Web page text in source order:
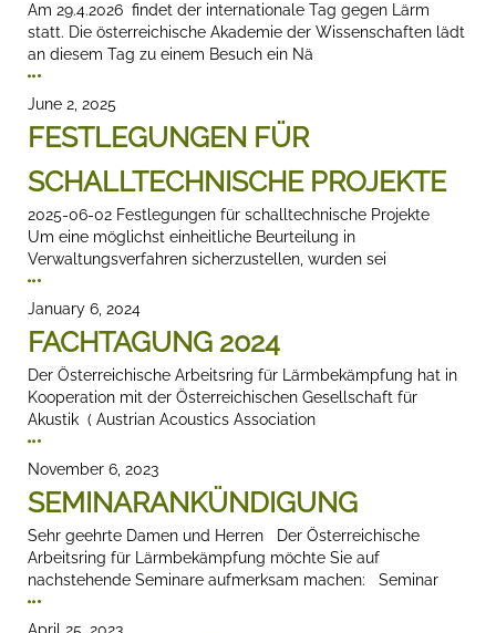
Am 29.4.2026 findet der internationale Tag gegen Lärm
statt. Die österreichische Akademie der Wissenschaften lädt
an diesem Tag zu einem Besuch ein Nä
June 2, 2025
FESTLEGUNGEN FÜR
SCHALLTECHNISCHE PROJEKTE
2025-06-02 Festlegungen für schalltechnische Projekte
Um eine möglichst einheitliche Beurteilung in
Verwaltungsverfahren sicherzustellen, wurden sei
January 6, 2024
FACHTAGUNG 2024
Der Österreichische Arbeitsring für Lärmbekämpfung hat in
Kooperation mit der Österreichischen Gesellschaft für
Akustik ( Austrian Acoustics Association
November 6, 2023
SEMINARANKÜNDIGUNG
Sehr geehrte Damen und Herren Der Österreichische
Arbeitsring für Lärmbekämpfung möchte Sie auf
nachstehende Seminare aufmerksam machen: Seminar